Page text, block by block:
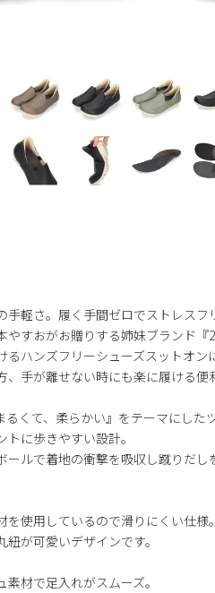
手軽さ。履く手間ゼロでストレスフ
やすおがお贈りする姉妹ブランド『
るハンズフリーシューズスットオン
手が離せない時にも楽に履ける便
るくて、柔らかい』をテーマにした
トに歩きやすい設計。
ールで着地の衝撃を吸収し蹴りだ
を使用しているので滑りにくい仕様。
が可愛いデザインです。
材で足入れがスムーズ。